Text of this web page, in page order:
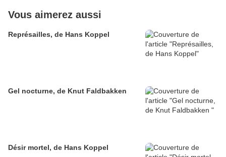
Vous aimerez aussi
Représailles, de Hans Koppel
Gel nocturne, de Knut Faldbakken
Désir mortel, de Hans Koppel